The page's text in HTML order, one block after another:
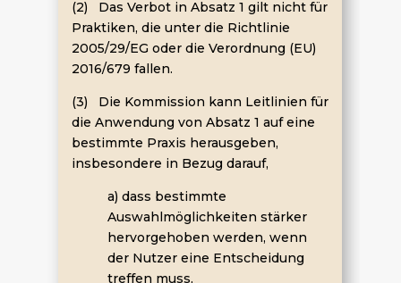
(2) Das Verbot in Absatz 1 gilt nicht für
Praktiken, die unter die Richtlinie
2005/29/EG oder die Verordnung (EU)
2016/679 fallen.
(3) Die Kommission kann Leitlinien für
die Anwendung von Absatz 1 auf eine
bestimmte Praxis herausgeben,
insbesondere in Bezug darauf,
a) dass bestimmte
Auswahlmöglichkeiten stärker
hervorgehoben werden, wenn
der Nutzer eine Entscheidung
treffen muss,